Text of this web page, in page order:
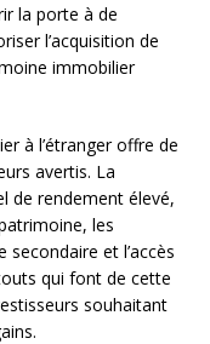
la porte à de
l’acquisition de
immobilier
à l’étranger offre de
avertis. La
de rendement élevé,
les
et l’accès
qui font de cette
souhaitant